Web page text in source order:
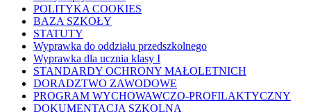
POLITYKA COOKIES
BAZA SZKOŁY
STATUTY
Wyprawka do oddziału przedszkolnego
Wyprawka dla ucznia klasy I
STANDARDY OCHRONY MAŁOLETNICH
DORADZTWO ZAWODOWE
PROGRAM WYCHOWAWCZO-PROFILAKTYCZNY
DOKUMENTACJA SZKOLNA